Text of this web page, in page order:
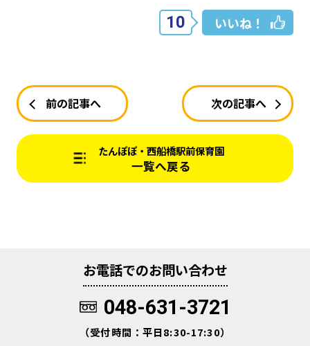
10 いいね！
前の記事へ 次の記事へ
たんぽぽ・西船橋駅前保育園
一覧へ戻る
お電話でのお問い合わせ
048-631-3721
（受付時間：平日8:30-17:30）